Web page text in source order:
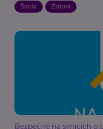
Škola Zdraví
Bezpečně na silnicích